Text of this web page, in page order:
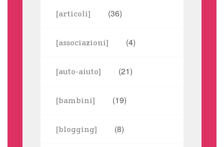
[articoli] (36)
[associazioni] (4)
[auto-aiuto] (21)
[bambini] (19)
[blogging] (8)